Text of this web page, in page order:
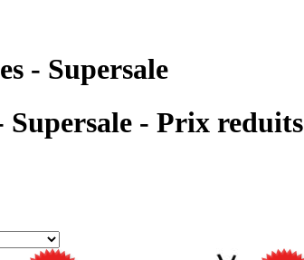
- Supersale
Supersale - Prix reduits